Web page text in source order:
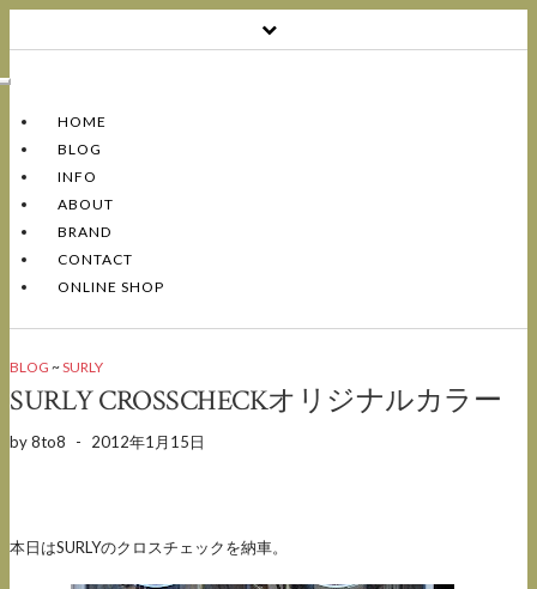
Toggle
HOME
BLOG
INFO
ABOUT
BRAND
CONTACT
ONLINE SHOP
BLOG ~SURLY
SURLY CROSSCHECKオリジナルカラー
by8to8 - 2012年1月15日
本日はSURLYのクロスチェックを納車。